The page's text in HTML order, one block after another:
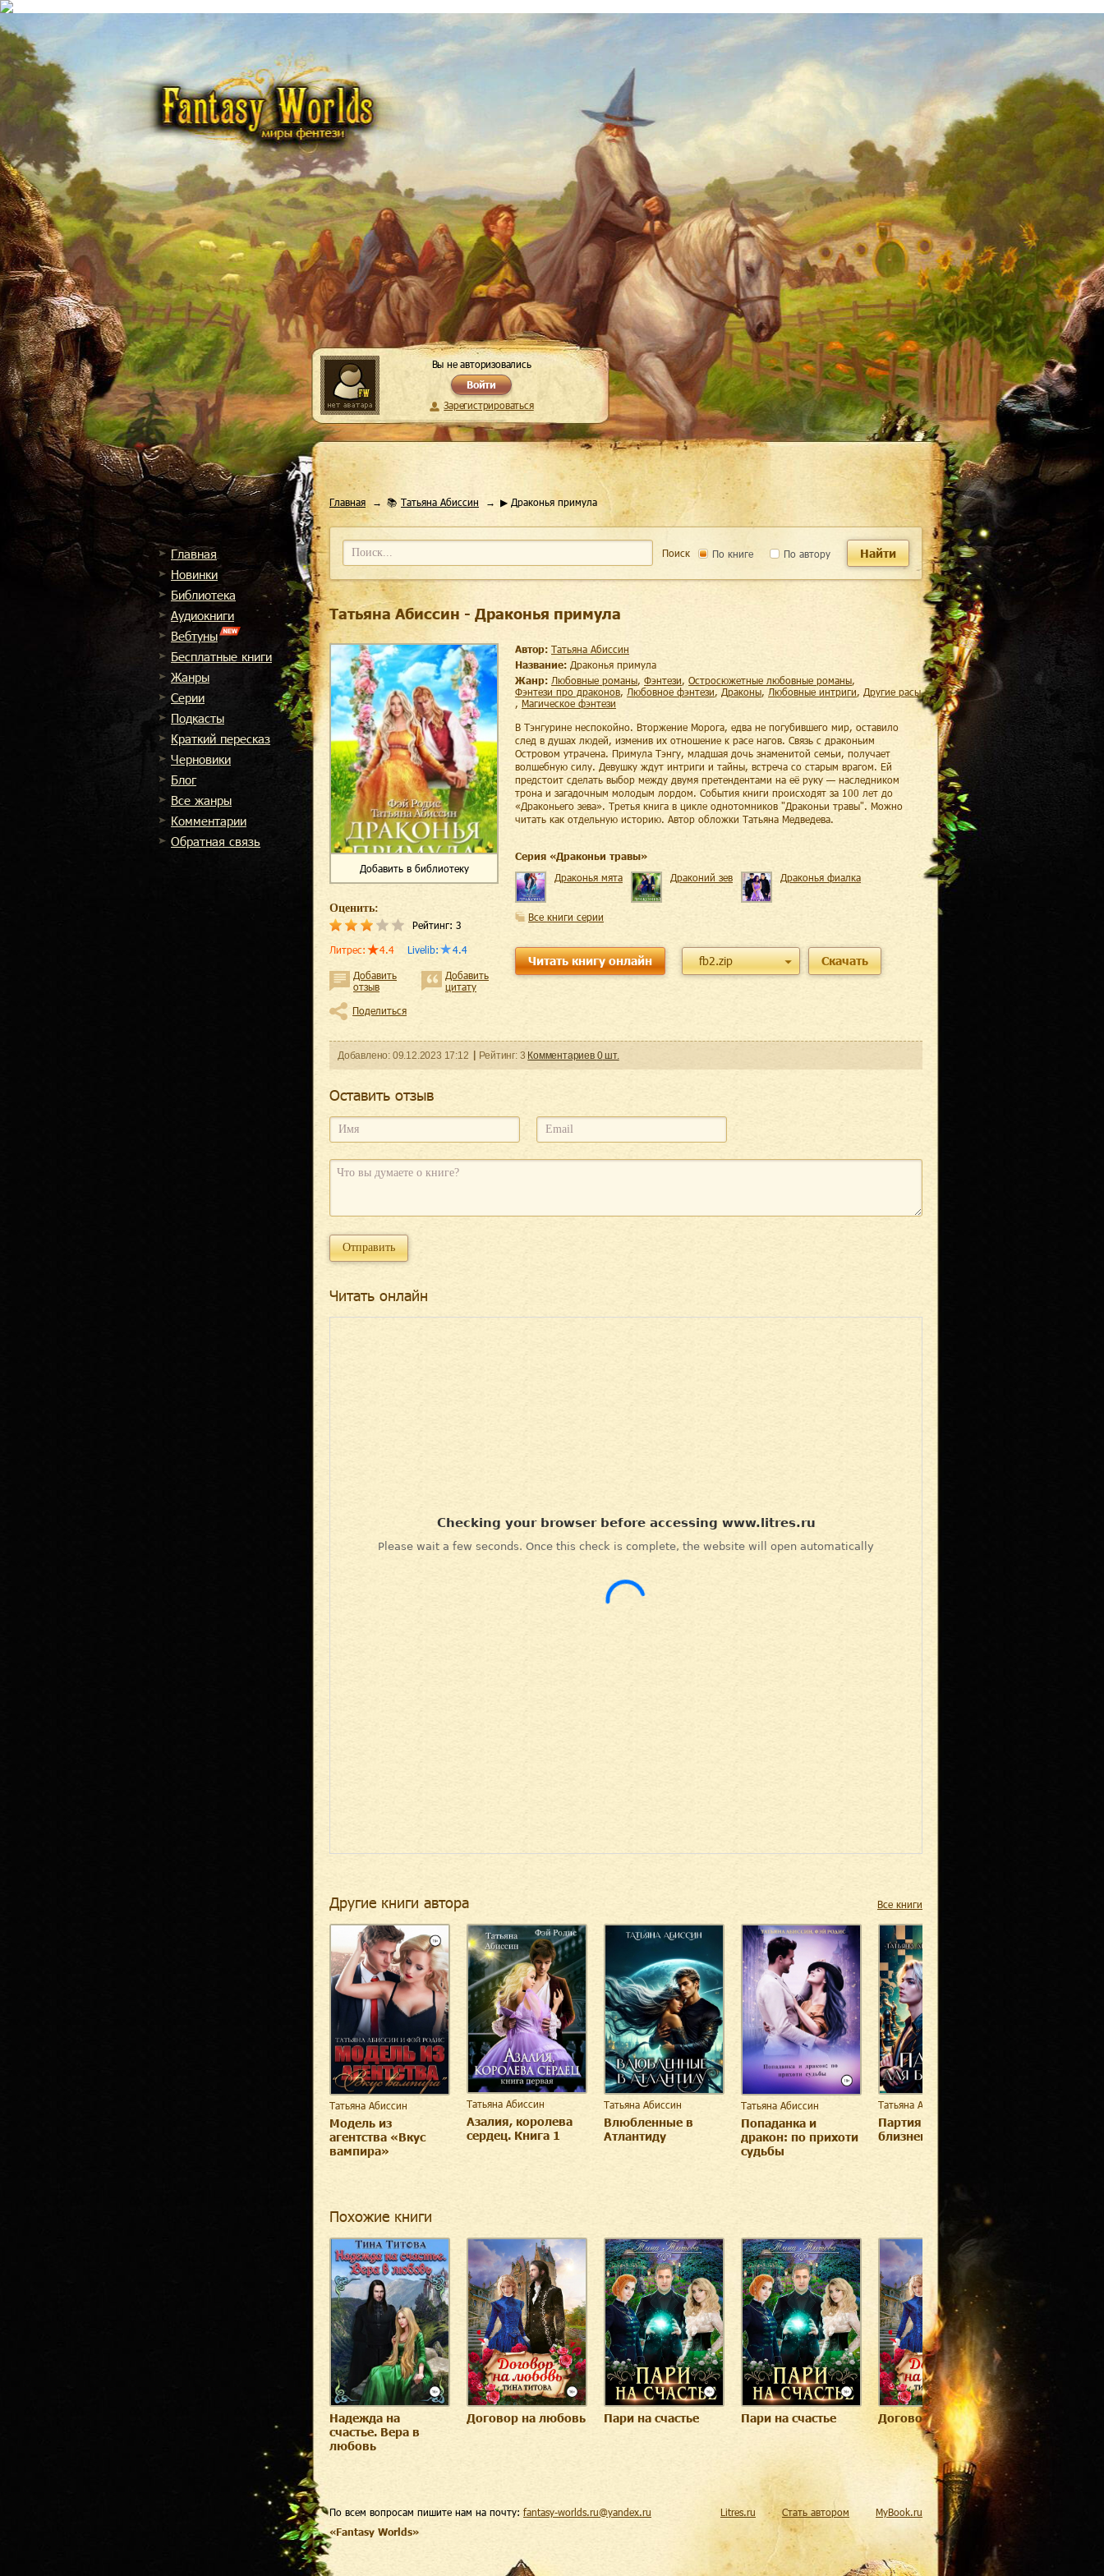
Вы не авторизовались
Войти
Зарегистрироваться
Главная
Новинки
Библиотека
Аудиокниги
Вебтуны
Бесплатные книги
Жанры
Cерии
Подкасты
Краткий пересказ
Черновики
Блог
Все жанры
Комментарии
Обратная связь
Главная 📚 Татьяна Абиссин ▶ Драконья примула
Поиск По книге По автору Найти
Татьяна Абиссин - Драконья примула
Добавить в библиотеку
Оценить:
Рейтинг: 3
Литрес: 4.4 Livelib: 4.4
Добавить
отзыв
Добавить
цитату
Поделиться
Автор: Татьяна Абиссин
Название: Драконья примула
Жанр:
любовные романы, фэнтези, остросюжетные любовные романы,
фэнтези про драконов, любовное фэнтези, драконы, любовные интриги,
другие расы
,
магическое фэнтези
В Тэнгурине неспокойно. Вторжение Морога, едва не погубившего мир, оставило
след в душах людей, изменив их отношение к расе нагов. Связь с драконьим
Островом утрачена. Примула Тэнгу, младшая дочь знаменитой семьи, получает
волшебную силу. Девушку ждут интриги и тайны, встреча со старым врагом. Ей
предстоит сделать выбор между двумя претендентами на её руку — наследником
трона и загадочным молодым лордом. События книги происходят за 100 лет до
«Драконьего зева». Третья книга в цикле однотомников "Драконьи травы". Можно
читать как отдельную историю. Автор обложки Татьяна Медведева.
Cерия «Драконьи травы»
Драконья мята
Драконий зев Драконья фиалка
Все книги серии
Читать книгу онлайн fb2.zip Скачать
Добавленo: 09.12.2023 17:12 Рейтинг: 3 Комментариев 0шт.
Оcтавить отзыв
Читать онлайн
Другие книги автора Все книги
Татьяна Абиссин
Модель из
агентства «Вкус
вампира»
Татьяна Абиссин
Азалия, королева
сердец. Книга 1
Татьяна Абиссин
Влюбленные в
Атлантиду
Татьяна Абиссин
Попаданка и
дракон: по прихоти
судьбы
Татьяна Абиссин
Партия для
близнецов
Похожие книги
Надежда на
счастье. Вера в
любовь
Договор на любовь Пари на счастье Пари на счастье Договор на любовь
счастье. Вера
любовь
По всем вопросам пишите нам на почту: fantasy-worlds.ru@yandex.ru
«Fantasy Worlds»
Litres.ru Стать автором MyBook.ru